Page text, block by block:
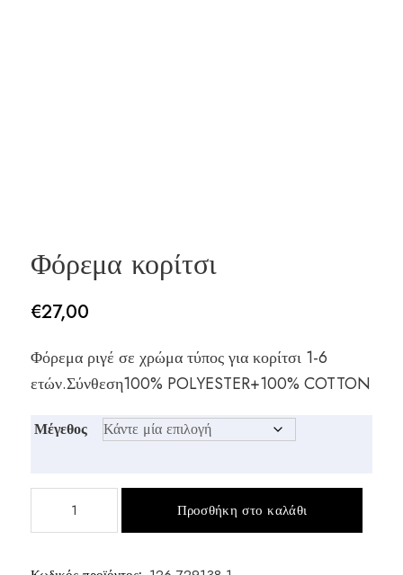
Φόρεμα κορίτσι
€27,00
Φόρεμα ριγέ σε χρώμα τύπος για κορίτσι 1-6
ετών.Σύνθεση100% POLYESTER+100% COTTON
Μέγεθος
Προσθήκη στο καλάθι